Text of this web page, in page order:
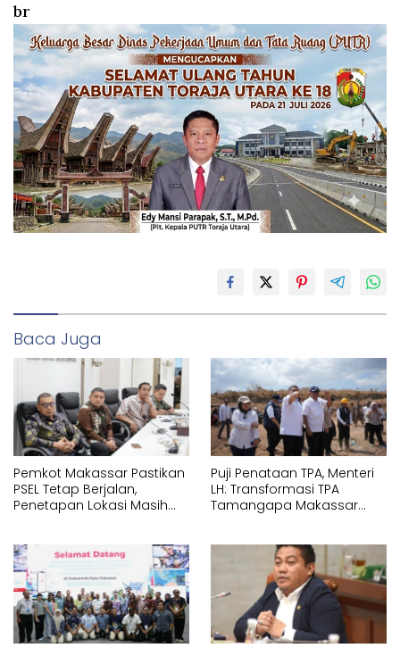
br
Baca Juga
Pemkot Makassar Pastikan
PSEL Tetap Berjalan,
Penetapan Lokasi Masih
Puji Penataan TPA, Menteri
LH: Transformasi TPA
Tamangapa Makassar